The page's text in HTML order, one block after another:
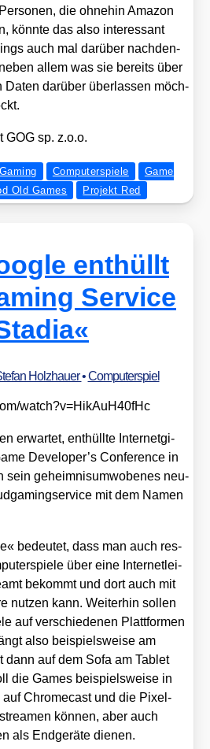
die ohne­hin Ama­zon
könn­te das also inter­es­sant
auch mal dar­über nach­den­
allem was sie bereits über
Daten dar­über über­las­sen möch­
GOG sp. z.o.o.
Computerspiele
Game
Old Games Projekt Red
enthüllt
Service
Holzhauer•Computerspiel
​w​a​t​c​h​?​v​=​H​i​k​A​u​H​4​0​fHc
erwar­tet, ent­hüll­te Inter­net­gi­
Developer’s Con­fe­rence in
sein geheim­nis­um­wo­be­nes neu­
mit dem Namen
bedeu­tet, dass man auch res­
über eine Inter­net­lei­
bekommt und dort auch mit
nut­zen kann. Wei­ter­hin sol­len
auf ver­schie­de­nen Platt­for­men
also bei­spiels­wei­se am
dann auf dem Sofa am Tablet
die Games bei­spiels­wei­se in
Chro­me­cast und die Pixel-
kön­nen, aber auch
als End­ge­rä­te die­nen.